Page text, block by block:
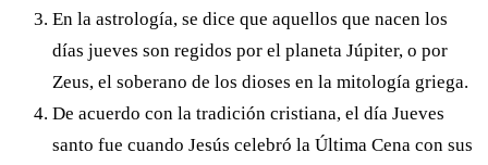
En la astrología, se dice que aquellos que nacen los
días jueves son regidos por el planeta Júpiter, o por
Zeus, el soberano de los dioses en la mitología griega.
De acuerdo con la tradición cristiana, el día Jueves
santo fue cuando Jesús celebró la Última Cena con sus